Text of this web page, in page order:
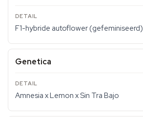
F1-hybride autoflower (gefeminiseerd)
Genetica
Amnesia x Lemon x Sin Tra Bajo